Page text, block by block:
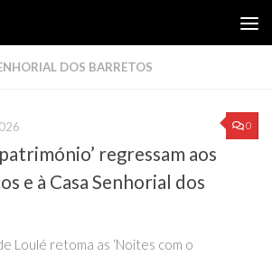
DOS BARRETOS
0
regressam aos
e à Casa Senhorial dos
Loulé retoma as ‘Noites com o